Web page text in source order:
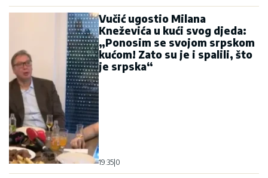
Vučić ugostio Milana
Kneževića u kući svog djeda:
„Ponosim se svojom srpskom
kućom! Zato su je i spalili, što
je srpska“
19:35 0